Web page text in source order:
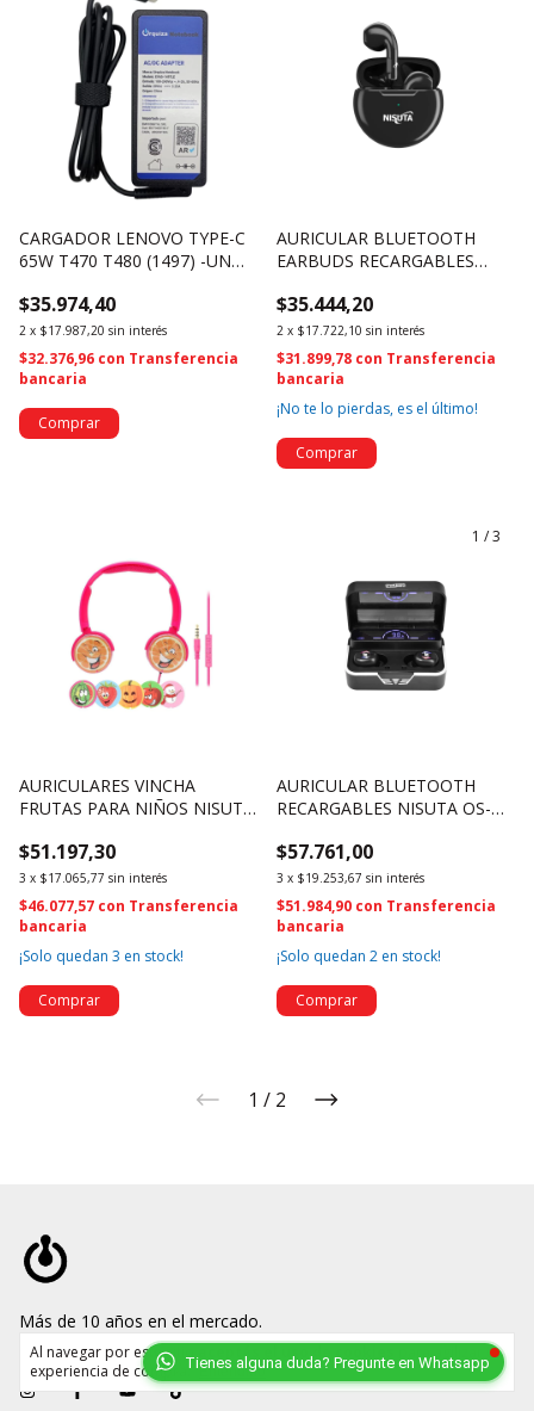
Tienes alguna duda? Pregunte en Whatsapp
Al navegar por este sitio aceptás el uso de cookies
para agilizar tu
experiencia de compra. Entendido
CARGADOR LENOVO TYPE-C
65W T470 T480 (1497) -UN
$35.974,40
2 x $17.987,20 sin interés
$32.376,96 con Transferencia
bancaria
AURICULAR BLUETOOTH
EARBUDS RECARGABLES
(4338)
$35.444,20
2 x $17.722,10 sin interés
$31.899,78 con Transferencia
bancaria
¡No te lo pierdas, es el último!
AURICULARES VINCHA
FRUTAS PARA NIÑOS NISUTA
$51.197,30
3 x $17.065,77 sin interés
$46.077,57 con Transferencia
bancaria
¡Solo quedan 3 en stock!
1 /3
AURICULAR BLUETOOTH
RECARGABLES NISUTA OS-
$57.761,00
3 x $19.253,67 sin interés
$51.984,90 con Transferencia
bancaria
¡Solo quedan 2 en stock!
1 / 2
Más de 10 años en el mercado.